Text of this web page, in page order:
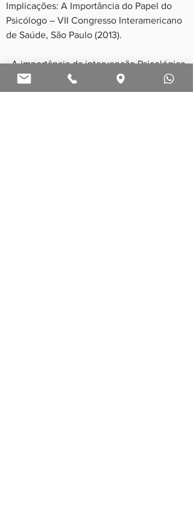
Implicações: A Importância do Papel do
Psicólogo – VII Congresso Interamericano
de Saúde, São Paulo (2013).
- A importância da intervenção Psicológica
à Doentes Renais Crônicos e seus
familiares (2012). Anais da Jornada de